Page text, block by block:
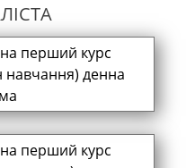
перший курс
навчання) денна
перший курс